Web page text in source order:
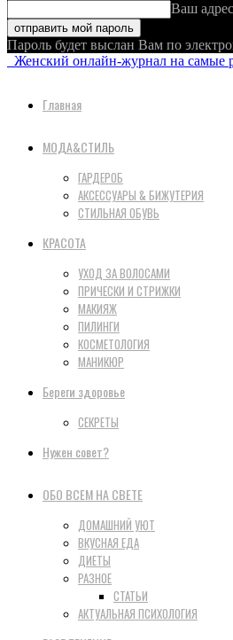
Ваш
Пароль будет выслан Вам по
Женский онлайн-журнал на самые
Главная
МОДА&СТИЛЬ
ГАРДЕРОБ
АКСЕССУАРЫ & БИЖУТЕРИЯ
СТИЛЬНАЯ ОБУВЬ
КРАСОТА
УХОД ЗА ВОЛОСАМИ
ПРИЧЕСКИ И СТРИЖКИ
МАКИЯЖ
ПИЛИНГИ
КОСМЕТОЛОГИЯ
МАНИКЮР
Береги здоровье
СЕКРЕТЫ
Нужен совет?
ОБО ВСЕМ НА СВЕТЕ
ДОМАШНИЙ УЮТ
ВКУСНАЯ ЕДА
ДИЕТЫ
РАЗНОЕ
СТАТЬИ
АКТУАЛЬНАЯ ПСИХОЛОГИЯ